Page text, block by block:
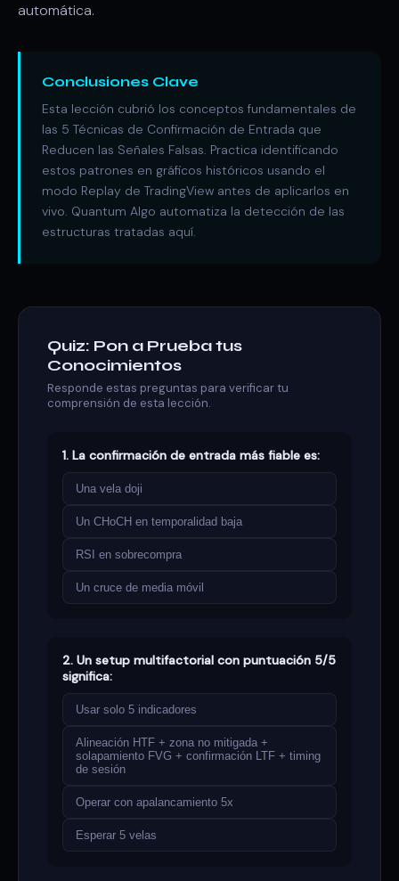
automática.
Conclusiones Clave
Esta lección cubrió los conceptos fundamentales de
las 5 Técnicas de Confirmación de Entrada que
Reducen las Señales Falsas. Practica identificando
estos patrones en gráficos históricos usando el
modo Replay de TradingView antes de aplicarlos en
vivo. Quantum Algo automatiza la detección de las
estructuras tratadas aquí.
Quiz: Pon a Prueba tus
Conocimientos
Responde estas preguntas para verificar tu
comprensión de esta lección.
1. La confirmación de entrada más fiable es:
Una vela doji
Un CHoCH en temporalidad baja
RSI en sobrecompra
Un cruce de media móvil
2. Un setup multifactorial con puntuación 5/5
significa:
Usar solo 5 indicadores
Alineación HTF + zona no mitigada +
solapamiento FVG + confirmación LTF + timing
de sesión
Operar con apalancamiento 5x
Esperar 5 velas